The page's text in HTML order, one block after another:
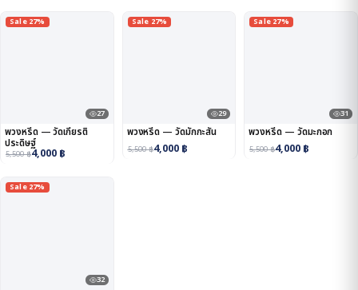
Sale 27%
27
พวงหรีด — วัดเกียรติ
ประดิษฐ์
5,500฿4,000 ฿
Sale 27%
29
พวงหรีด — วัดมักกะสัน
5,500฿4,000 ฿
Sale 27%
31
พวงหรีด — วัดมะกอก
5,500฿4,000 ฿
Sale 27%
32